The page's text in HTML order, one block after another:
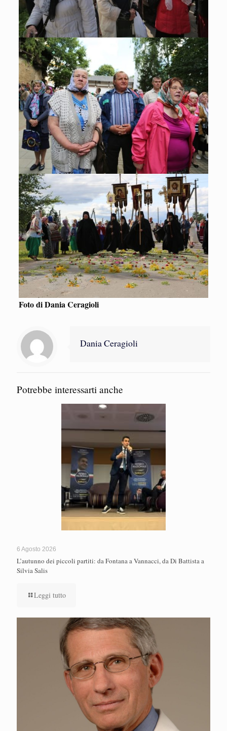
Foto di Dania Ceragioli
Dania Ceragioli
Potrebbe interessarti anche
6 Agosto 2026
L’autunno dei piccoli partiti: da Fontana a Vannacci, da Di Battista a
Silvia Salis
Leggi tutto